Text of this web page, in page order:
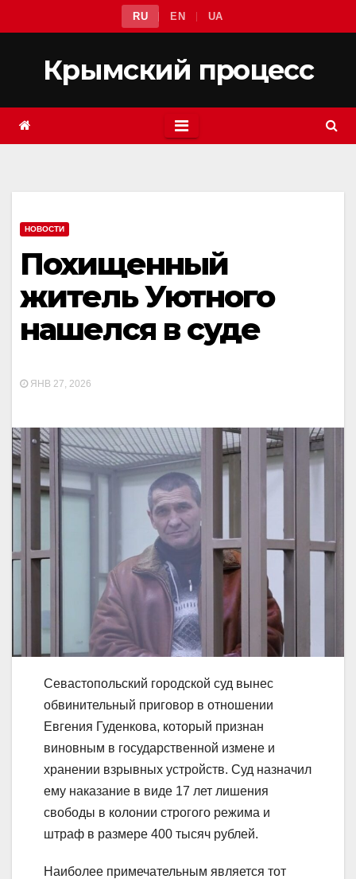
к
содержимому
RU EN UA
Крымский процесс
НОВОСТИ
Похищенный
житель Уютного
нашелся в суде
ЯНВ 27, 2026
Севастопольский городской суд вынес
обвинительный приговор в отношении
Евгения Гуденкова, который признан
виновным в государственной измене и
хранении взрывных устройств. Суд назначил
ему наказание в виде 17 лет лишения
свободы в колонии строгого режима и
штраф в размере 400 тысяч рублей.
Наиболее примечательным является тот